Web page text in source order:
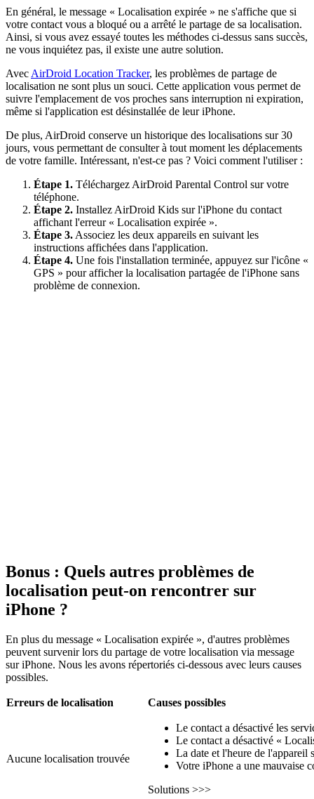
En général, le message « Localisation expirée » ne s'affiche que si
votre contact vous a bloqué ou a arrêté le partage de sa localisation.
Ainsi, si vous avez essayé toutes les méthodes ci-dessus sans succès,
ne vous inquiétez pas, il existe une autre solution.
Avec AirDroid Location Tracker, les problèmes de partage de
localisation ne sont plus un souci. Cette application vous permet de
suivre l'emplacement de vos proches sans interruption ni expiration,
même si l'application est désinstallée de leur iPhone.
De plus, AirDroid conserve un historique des localisations sur 30
jours, vous permettant de consulter à tout moment les déplacements
de votre famille. Intéressant, n'est-ce pas ? Voici comment l'utiliser :
Étape 1. Téléchargez AirDroid Parental Control sur votre
téléphone.
Étape 2. Installez AirDroid Kids sur l'iPhone du contact
affichant l'erreur « Localisation expirée ».
Étape 3. Associez les deux appareils en suivant les
instructions affichées dans l'application.
Étape 4. Une fois l'installation terminée, appuyez sur l'icône «
GPS » pour afficher la localisation partagée de l'iPhone sans
problème de connexion.
Bonus : Quels autres problèmes de
localisation peut-on rencontrer sur
iPhone ?
En plus du message « Localisation expirée », d'autres problèmes
peuvent survenir lors du partage de votre localisation via message
sur iPhone. Nous les avons répertoriés ci-dessous avec leurs causes
possibles.
Erreurs de localisation Causes possibles
Aucune localisation trouvée
Le contact a désactivé les
Le contact a désactivé «
La date et l'heure de l'appareil
Votre iPhone a une mauvaise
Solutions >>>